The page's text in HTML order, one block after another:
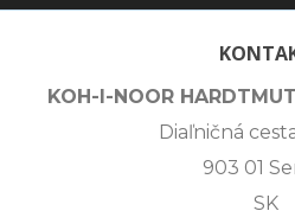
KOH-I-NOOR
Diaľničná
903 01
SK